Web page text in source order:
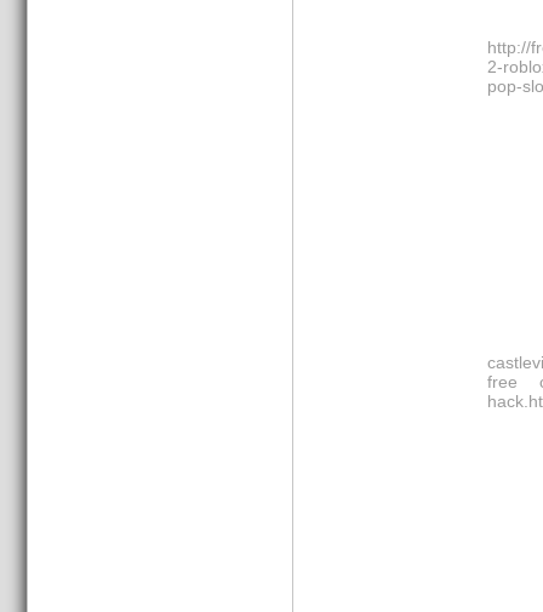
http://
2-
pop-
free